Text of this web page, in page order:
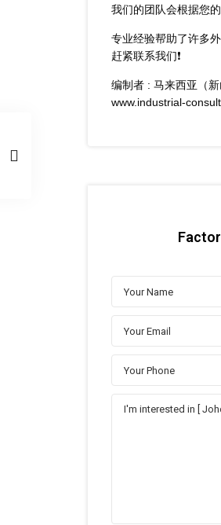
我们的团队会根据您
专业经验帮助了许多
赶紧联系我们❗
编制者 : 马来西亚（
www.industrial-